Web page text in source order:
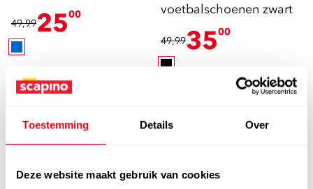
Toestemming Details Over
Deze website maakt gebruik van cookies
49,992500
voetbalschoenen zwart
49,993500